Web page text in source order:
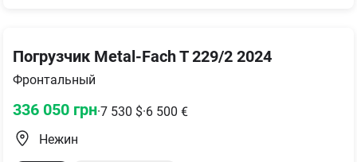
Погрузчик Metal-Fach T 229/2 2024
Фронтальный
336 050 грн·7 530 $·6 500 €
Нежин